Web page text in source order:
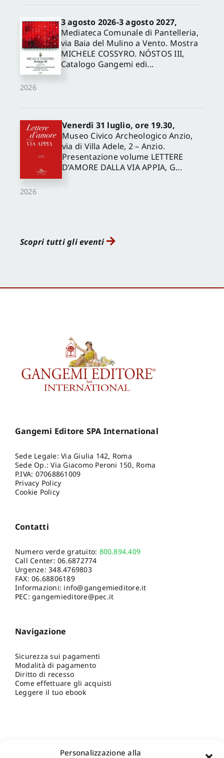
Personalizzazione alla
2026
3 agosto 2026-3 agosto 2027,
Mediateca Comunale di Pantelleria,
via Baia del Mulino a Vento. Mostra
MICHELE COSSYRO. NÓSTOS III,
Catalogo Gangemi edi...
2026
Venerdì 31 luglio, ore 19.30,
Museo Civico Archeologico Anzio,
via di Villa Adele, 2 – Anzio.
Presentazione volume LETTERE
D’AMORE DALLA VIA APPIA, G...
Scopri tutti gli eventi
Gangemi Editore SPA International
Sede Legale: Via Giulia 142, Roma
Sede Op.: Via Giacomo Peroni 150, Roma
P.IVA: 07068861009
Privacy Policy
Cookie Policy
Contatti
Numero verde gratuito: 800.894.409
Call Center:06.6872774
Urgenze:348.4769803
FAX: 06.68806189
Informazioni: info@gangemieditore.it
PEC: gangemieditore@pec.it
Navigazione
Sicurezza sui pagamenti
Modalità di pagamento
Diritto di recesso
Come effettuare gli acquisti
Leggere il tuo ebook